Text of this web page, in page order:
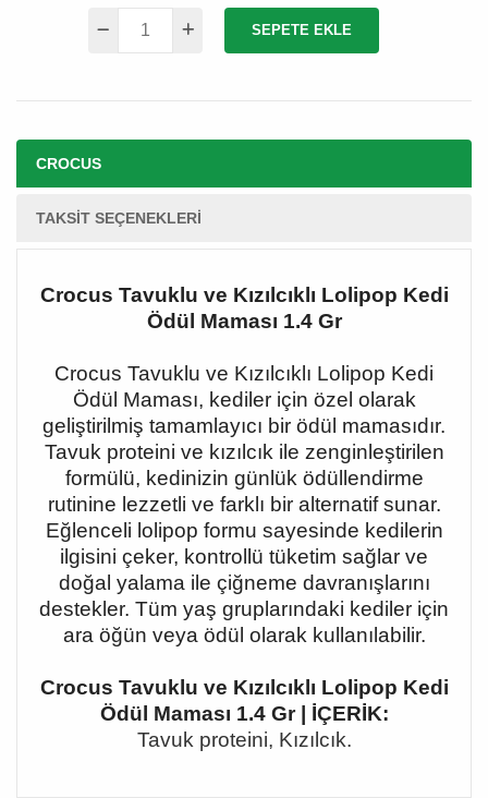
SEPETE EKLE
CROCUS
TAKSIT SEÇENEKLERI
Crocus Tavuklu ve Kızılcıklı Lolipop Kedi
Ödül Maması 1.4 Gr
Crocus Tavuklu ve Kızılcıklı Lolipop Kedi
Ödül Maması, kediler için özel olarak
geliştirilmiş tamamlayıcı bir ödül mamasıdır.
Tavuk proteini ve kızılcık ile zenginleştirilen
formülü, kedinizin günlük ödüllendirme
rutinine lezzetli ve farklı bir alternatif sunar.
Eğlenceli lolipop formu sayesinde kedilerin
ilgisini çeker, kontrollü tüketim sağlar ve
doğal yalama ile çiğneme davranışlarını
destekler. Tüm yaş gruplarındaki kediler için
ara öğün veya ödül olarak kullanılabilir.
Crocus Tavuklu ve Kızılcıklı Lolipop Kedi
Ödül Maması 1.4 Gr | İÇERİK:
Tavuk proteini, Kızılcık.